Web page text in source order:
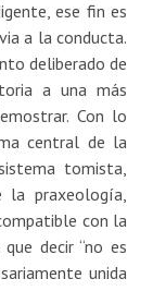
ese fin es
a la conducta.
deliberado de
a una más
Con lo
central de la
tomista,
la praxeología,
con la
decir “no es
unida